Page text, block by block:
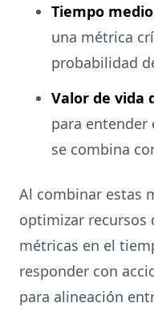
Tiempo
una métrica
probabilidad
Valor de vida
para entender
se combina
Al combinar estas
optimizar recursos
métricas en el
responder con
para alineación